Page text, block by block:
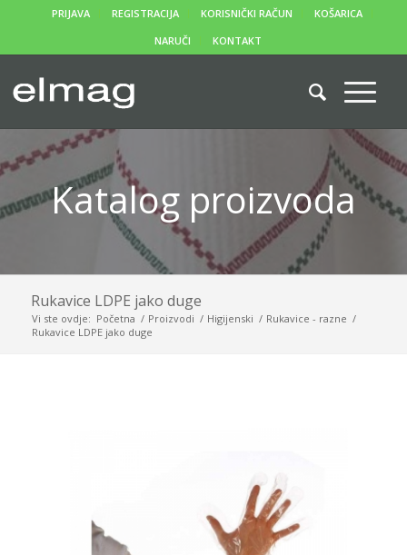
PRIJAVA REGISTRACIJA KORISNIČKI RAČUN
KOŠARICA
NARUČI
KONTAKT
Katalog proizvoda
Rukavice LDPE jako duge
Vi ste ovdje: Početna / Proizvodi / Higijenski / Rukavice - razne /
Rukavice LDPE jako duge